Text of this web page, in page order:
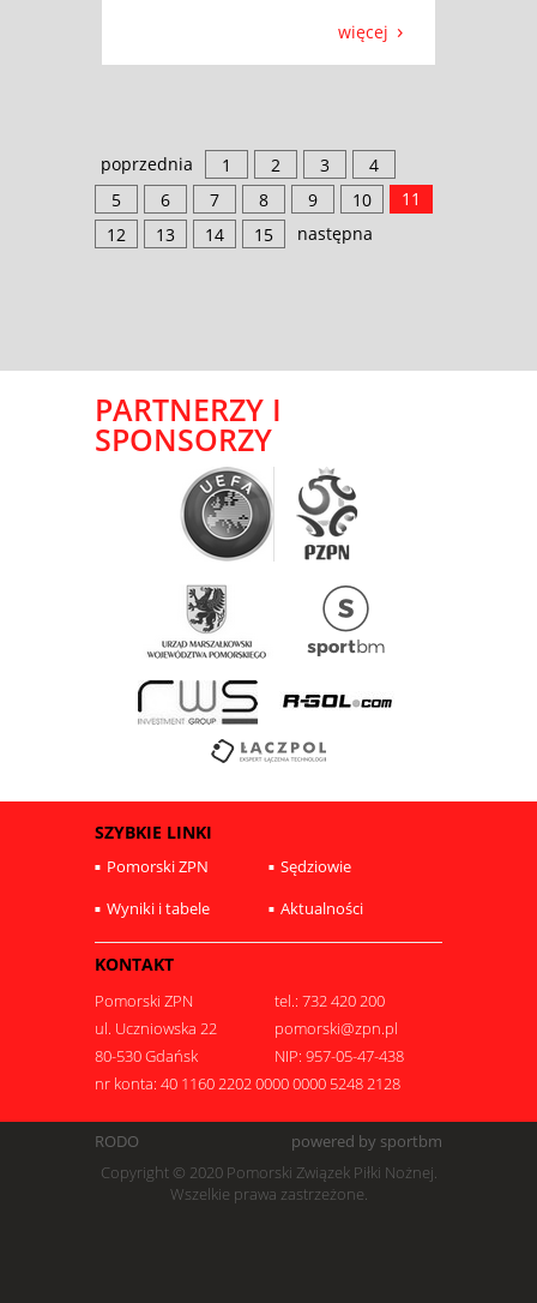
więcej
poprzednia 1 2 3
4
5
6 7 8 9 10
11
12
13 14 15 następna
PARTNERZY I
SPONSORZY
SZYBKIE LINKI
Pomorski ZPN
Sędziowie
Wyniki i tabele
Aktualności
KONTAKT
Pomorski ZPN
tel.: 732 420 200
ul. Uczniowska 22
pomorski@zpn.pl
80-530 Gdańsk
NIP: 957-05-47-438
nr konta: 40 1160 2202 0000 0000 5248 2128
RODO
powered by sportbm
Copyright © 2020 Pomorski Związek Piłki Nożnej.
Wszelkie prawa zastrzeżone.